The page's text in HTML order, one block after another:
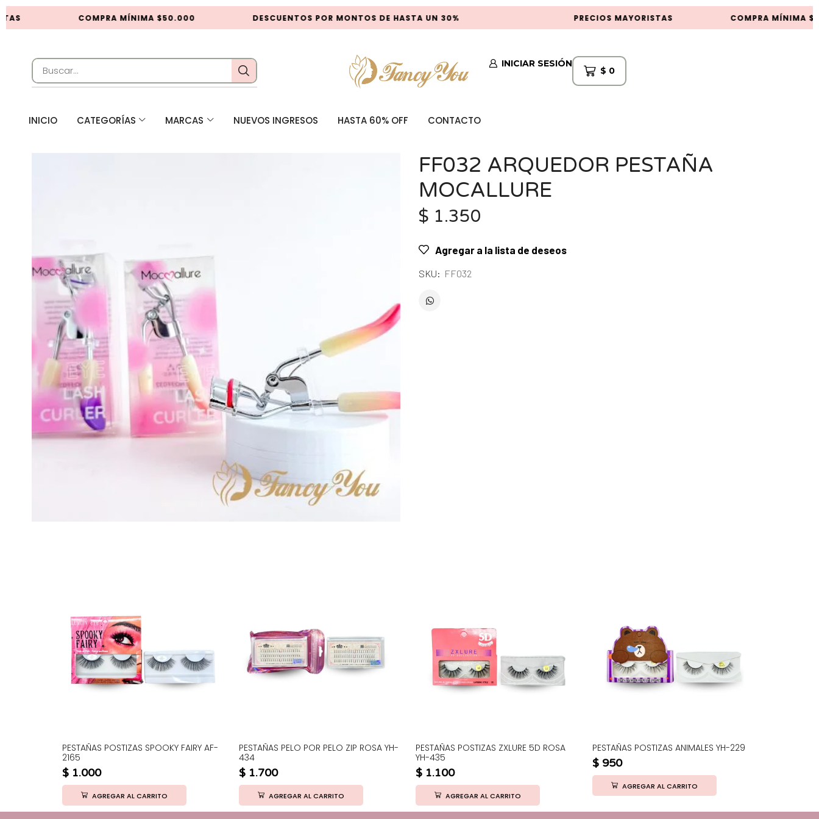
COMPRA MÍNIMA $50.000 DESCUENTOS POR MONTOS DE HASTA UN 30% PRECIOS MAYORISTAS COMPRA MÍNIMA
INICIAR SESIÓN
$ 0
INICIO CATEGORÍAS MARCAS NUEVOS INGRESOS HASTA 60% OFF CONTACTO
FF032 ARQUEDOR PESTAÑA
MOCALLURE
$ 1.350
Agregar a la lista de deseos
SKU: FF032
PESTAÑAS POSTIZAS SPOOKY FAIRY AF-
2165
$ 1.000
AGREGAR AL CARRITO
PESTAÑAS PELO POR PELO ZIP ROSA YH-
434
$ 1.700
AGREGAR AL CARRITO
PESTAÑAS POSTIZAS ZXLURE 5D ROSA
YH-435
$ 1.100
AGREGAR AL CARRITO
PESTAÑAS POSTIZAS ANIMALES YH-229
$ 950
AGREGAR AL CARRITO